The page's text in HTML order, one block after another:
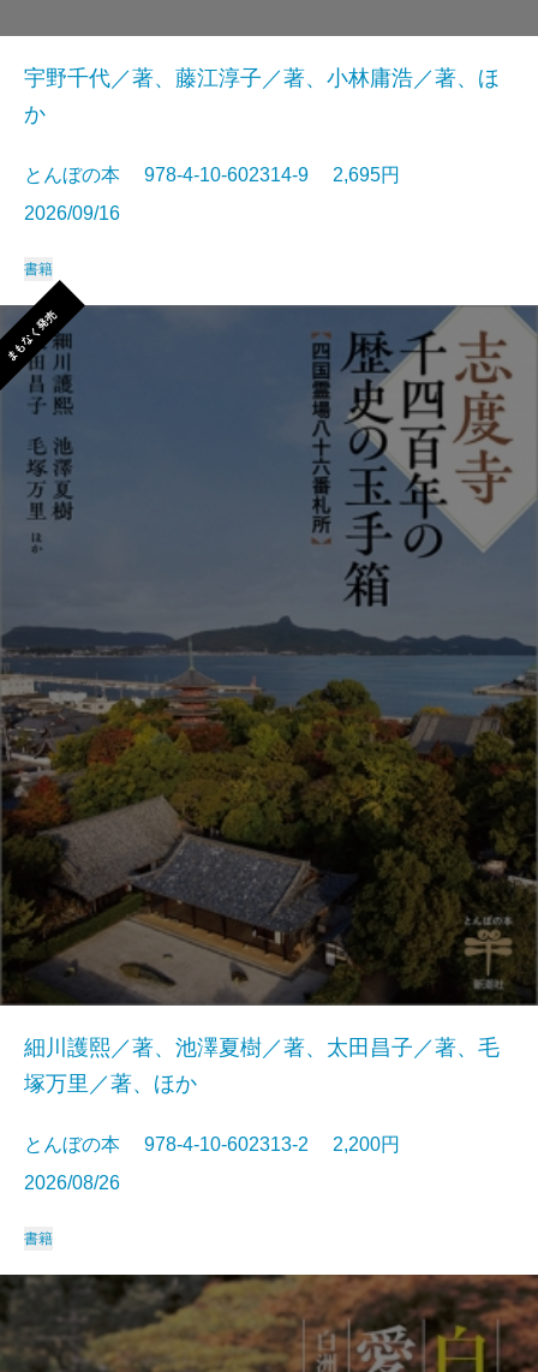
宇野千代／著、藤江淳子／著、小林庸浩／著、ほ
か
とんぼの本 978-4-10-602314-9 2,695円
2026/09/16
書籍
まもなく発売
細川護熙／著、池澤夏樹／著、太田昌子／著、毛
塚万里／著、ほか
とんぼの本 978-4-10-602313-2 2,200円
2026/08/26
書籍